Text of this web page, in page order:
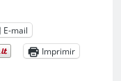
E-mail
Imprimir